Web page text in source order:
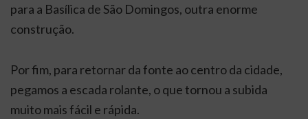
para a Basílica de São Domingos, outra enorme
construção.
Por fim, para retornar da fonte ao centro da cidade,
pegamos a escada rolante, o que tornou a subida
muito mais fácil e rápida.